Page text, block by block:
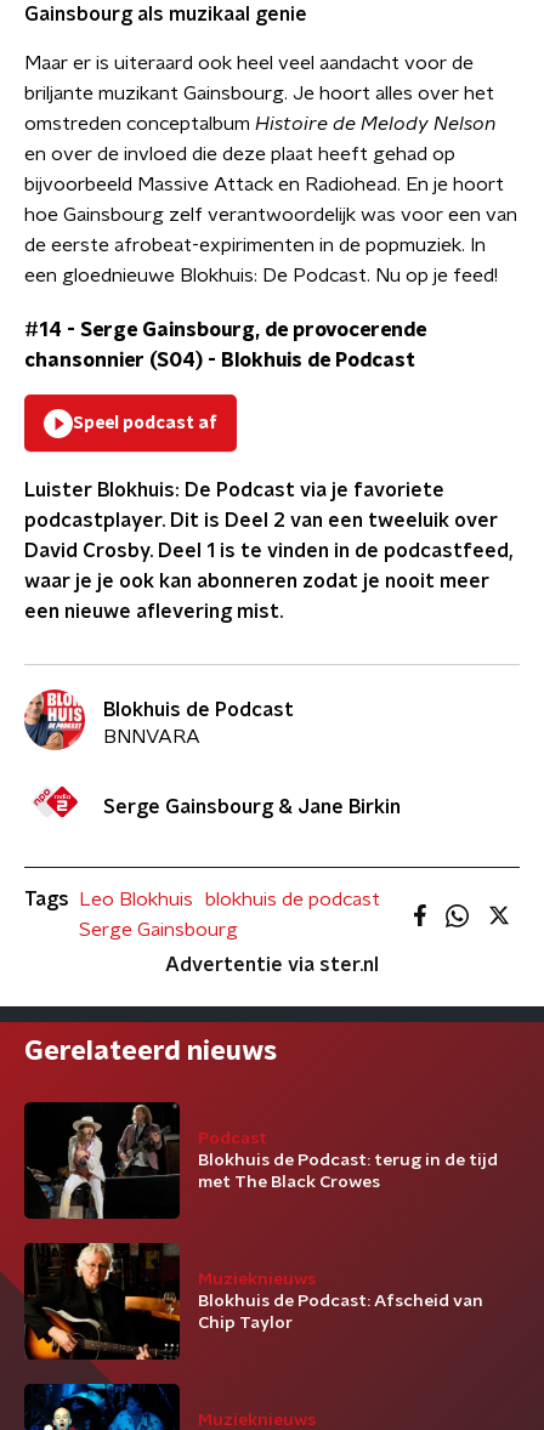
Gainsbourg als muzikaal genie
Maar er is uiteraard ook heel veel aandacht voor de
briljante muzikant Gainsbourg. Je hoort alles over het
omstreden conceptalbum Histoire de Melody Nelson
en over de invloed die deze plaat heeft gehad op
bijvoorbeeld Massive Attack en Radiohead. En je hoort
hoe Gainsbourg zelf verantwoordelijk was voor een van
de eerste afrobeat-expirimenten in de popmuziek. In
een gloednieuwe Blokhuis: De Podcast. Nu op je feed!
#14 - Serge Gainsbourg, de provocerende
chansonnier (S04) - Blokhuis de Podcast
Speel podcast af
Luister Blokhuis: De Podcast via je favoriete
podcastplayer. Dit is Deel 2 van een tweeluik over
David Crosby. Deel 1 is te vinden in de podcastfeed,
waar je je ook kan abonneren zodat je nooit meer
een nieuwe aflevering mist.
Blokhuis de Podcast
BNNVARA
Serge Gainsbourg & Jane Birkin
Tags Leo Blokhuis
blokhuis de podcast
Serge Gainsbourg
Advertentie via ster.nl
Gerelateerd nieuws
Podcast
Blokhuis de Podcast: terug in de tijd
met The Black Crowes
Muzieknieuws
Blokhuis de Podcast: Afscheid van
Chip Taylor
Muzieknieuws